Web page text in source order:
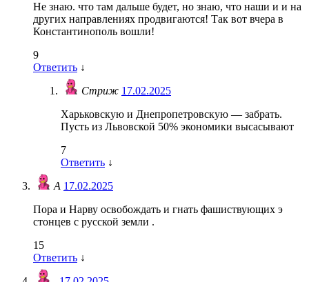
Не знаю. что там дальше будет, но знаю, что наши и и на
других направлениях продвигаются! Так вот вчера в
Константинополь вошли!
9
Ответить ↓
Стриж 17.02.2025
Харьковскую и Днепропетровскую — забрать.
Пусть из Львовской 50% экономики высасывают
7
Ответить ↓
А 17.02.2025
Пора и Нарву освобождать и гнать фашиствующих э
стонцев с русской земли .
15
Ответить ↓